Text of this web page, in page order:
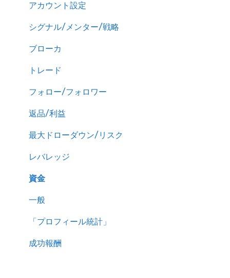
アカウント設定
シグナル/メンター/戦略
ブローカ
トレード
フォロー/フォロワー
返品/利益
最大ドローダウン/リスク
レバレッジ
資金
一般
「プロフィール統計」
成功報酬